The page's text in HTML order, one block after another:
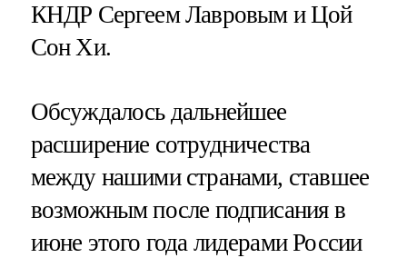
КНДР Сергеем Лавровым и Цой
Сон Хи.
Обсуждалось дальнейшее
расширение сотрудничества
между нашими странами, ставшее
возможным после подписания в
июне этого года лидерами России